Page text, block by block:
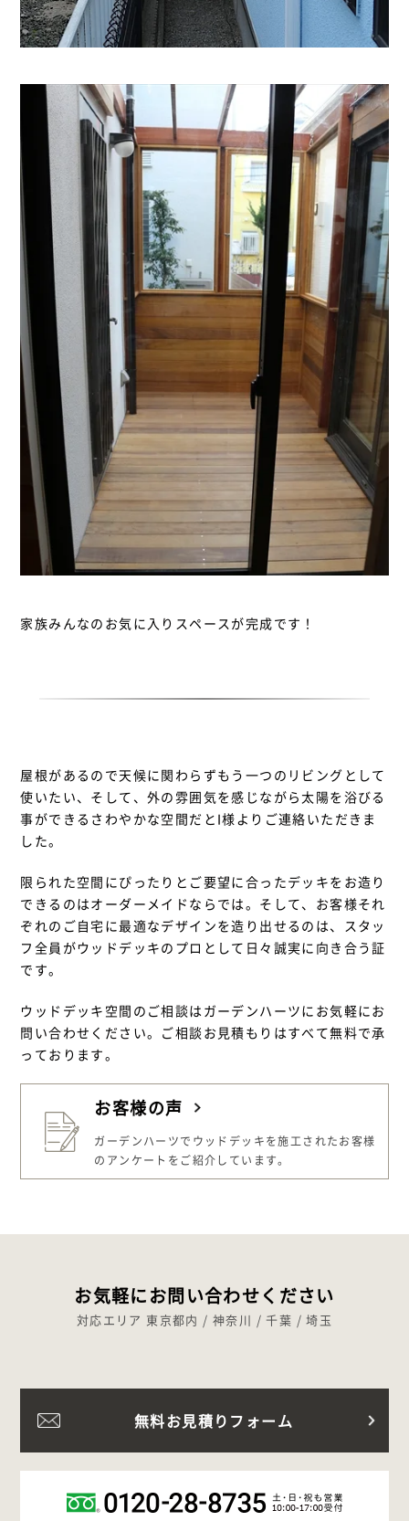
家族みんなのお気に入りスペースが完成です！
屋根があるので天候に関わらずもう一つのリビングとして
使いたい、そして、外の雰囲気を感じながら太陽を浴びる
事ができるさわやかな空間だとI様よりご連絡いただきま
した。
限られた空間にぴったりとご要望に合ったデッキをお造り
できるのはオーダーメイドならでは。そして、お客様それ
ぞれのご自宅に最適なデザインを造り出せるのは、スタッ
フ全員がウッドデッキのプロとして日々誠実に向き合う証
です。
ウッドデッキ空間のご相談はガーデンハーツにお気軽にお
問い合わせください。ご相談お見積もりはすべて無料で承
っております。
お客様の声
ガーデンハーツでウッドデッキを施工されたお客様
のアンケートをご紹介しています。
お気軽にお問い合わせください
対応エリア 東京都内 / 神奈川 / 千葉 / 埼玉
無料お見積りフォーム